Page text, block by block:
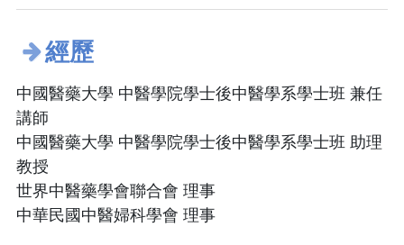
經歷
中國醫藥大學 中醫學院學士後中醫學系學士班 兼任
講師
中國醫藥大學 中醫學院學士後中醫學系學士班 助理
教授
世界中醫藥學會聯合會 理事
中華民國中醫婦科學會 理事